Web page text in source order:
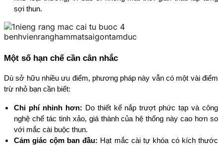
sợi thun.
Một số hạn chế cần cân nhắc
Dù sở hữu nhiều ưu điểm, phương pháp này vẫn có một vài điểm
trừ nhỏ bạn cần biết:
Chi phí nhỉnh hơn: Do thiết kế nắp trượt phức tạp và công
nghệ chế tác tinh xảo, giá thành của hệ thống này cao hơn so
với mắc cài buộc thun.
Cảm giác cộm ban đầu: Hạt mắc cài tự khóa có kích thước